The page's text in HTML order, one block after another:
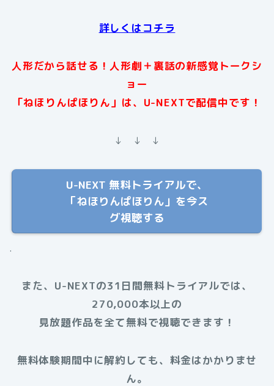
詳しくはコチラ
人形だから話せる！人形劇＋裏話の新感覚トークシ
ョー
「ねほりんぱほりん」は、U-NEXTで配信中です！
↓ ↓ ↓
U-NEXT 無料トライアルで、
「ねほりんぱほりん」を今ス
グ視聴する
.
また、U-NEXTの31日間無料トライアルでは、
270,000本以上の
見放題作品を全て無料で視聴できます！
無料体験期間中に解約しても、料金はかかりませ
ん。